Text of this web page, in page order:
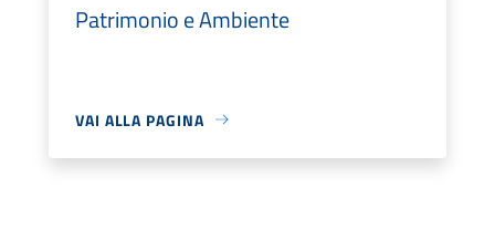
Patrimonio e Ambiente
VAI ALLA PAGINA